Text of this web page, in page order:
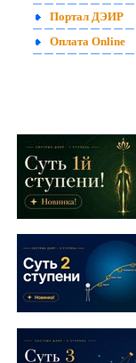
Портал ДЭИР
Оплата Online